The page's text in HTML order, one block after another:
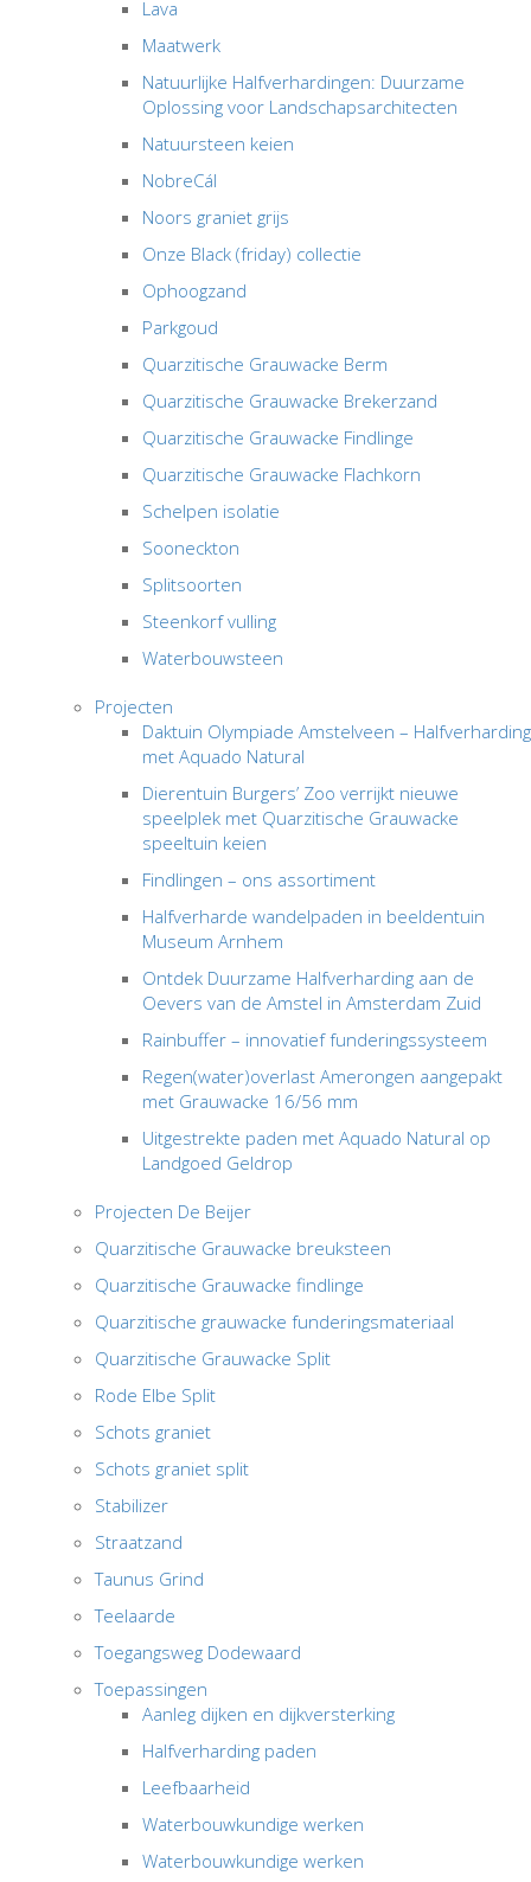
Lava
Maatwerk
Natuurlijke Halfverhardingen: Duurzame
Oplossing voor Landschapsarchitecten
Natuursteen keien
NobreCál
Noors graniet grijs
Onze Black (friday) collectie
Ophoogzand
Parkgoud
Quarzitische Grauwacke Berm
Quarzitische Grauwacke Brekerzand
Quarzitische Grauwacke Findlinge
Quarzitische Grauwacke Flachkorn
Schelpen isolatie
Sooneckton
Splitsoorten
Steenkorf vulling
Waterbouwsteen
Projecten
Daktuin Olympiade Amstelveen – Halfverharding
met Aquado Natural
Dierentuin Burgers’ Zoo verrijkt nieuwe
speelplek met Quarzitische Grauwacke
speeltuin keien
Findlingen – ons assortiment
Halfverharde wandelpaden in beeldentuin
Museum Arnhem
Ontdek Duurzame Halfverharding aan de
Oevers van de Amstel in Amsterdam Zuid
Rainbuffer – innovatief funderingssysteem
Regen(water)overlast Amerongen aangepakt
met Grauwacke 16/56 mm
Uitgestrekte paden met Aquado Natural op
Landgoed Geldrop
Projecten De Beijer
Quarzitische Grauwacke breuksteen
Quarzitische Grauwacke findlinge
Quarzitische grauwacke funderingsmateriaal
Quarzitische Grauwacke Split
Rode Elbe Split
Schots graniet
Schots graniet split
Stabilizer
Straatzand
Taunus Grind
Teelaarde
Toegangsweg Dodewaard
Toepassingen
Aanleg dijken en dijkversterking
Halfverharding paden
Leefbaarheid
Waterbouwkundige werken
Waterbouwkundige werken